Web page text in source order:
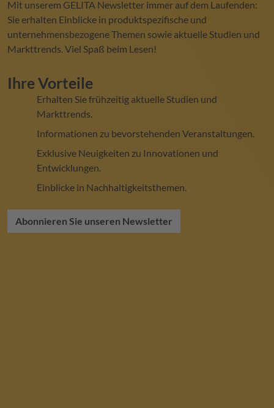
Mit unserem GELITA Newsletter immer auf dem Laufenden:
Sie erhalten Einblicke in produktspezifische und
unternehmensbezogene Themen sowie aktuelle Studien und
Markttrends. Viel Spaß beim Lesen!
Ihre Vorteile
Erhalten Sie frühzeitig aktuelle Studien und
Markttrends.
Informationen zu bevorstehenden Veranstaltungen.
Exklusive Neuigkeiten zu Innovationen und
Entwicklungen.
Einblicke in Nachhaltigkeitsthemen.
Abonnieren Sie unseren Newsletter